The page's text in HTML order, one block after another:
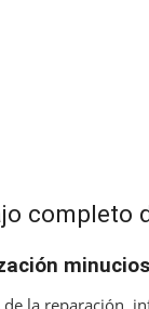
completo
de la reparación,